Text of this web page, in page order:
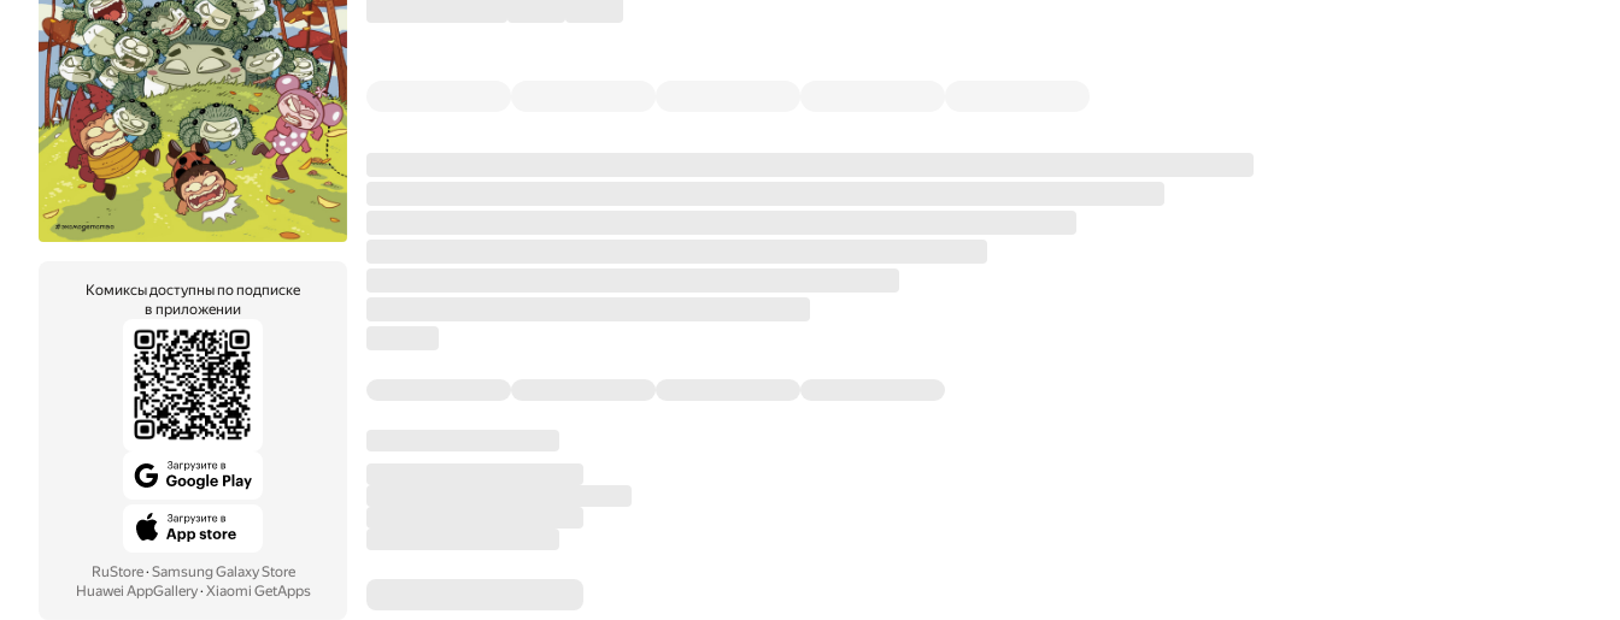
Комиксы доступны по подписке
в приложении
RuStore· Samsung Galaxy Store
Huawei AppGallery· Xiaomi GetApps